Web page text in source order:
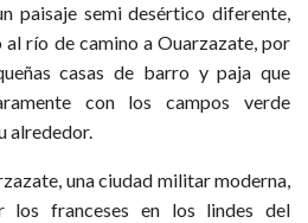
paisaje semi desértico diferente,
río de camino a Ouarzazate, por
casas de barro y paja que
con los campos verde
alrededor.
una ciudad militar moderna,
los franceses en los lindes del